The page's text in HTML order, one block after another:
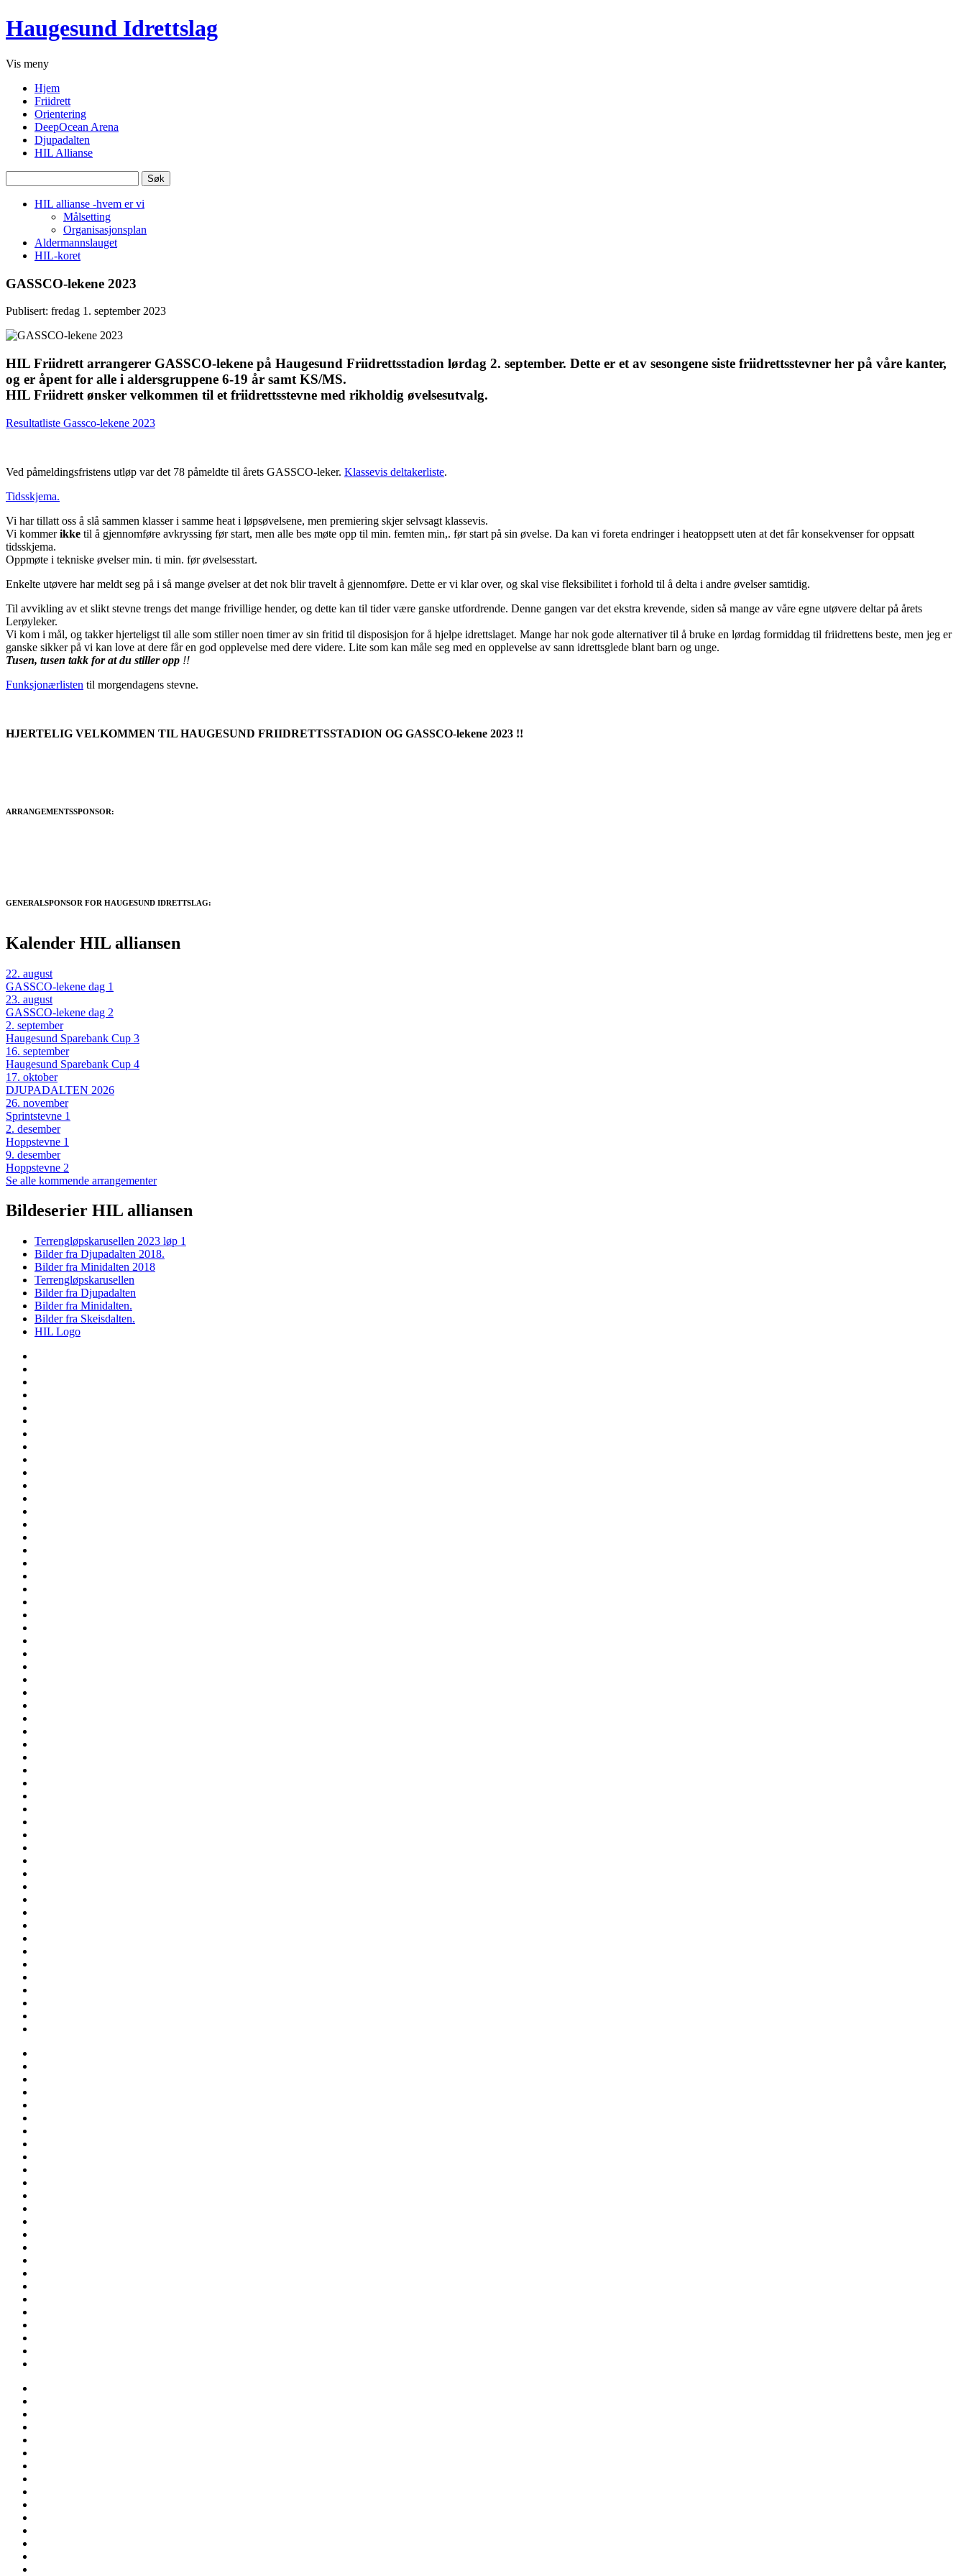
Haugesund Idrettslag
Vis meny
Hjem
Friidrett
Orientering
DeepOcean Arena
Djupadalten
HIL Allianse
etter:
HIL allianse -hvem er vi
Målsetting
Organisasjonsplan
Aldermannslauget
HIL-koret
GASSCO-lekene 2023
Publisert: fredag 1. september 2023
HIL Friidrett arrangerer GASSCO-lekene på Haugesund Friidrettsstadion lørdag 2. september. Dette er et av sesongene siste friidrettsstevner her på våre kanter,
og er åpent for alle i aldersgruppene 6-19 år samt KS/MS.
HIL Friidrett ønsker velkommen til et friidrettsstevne med rikholdig øvelsesutvalg.
Resultatliste Gassco-lekene 2023
Ved påmeldingsfristens utløp var det 78 påmeldte til årets GASSCO-leker. Klassevis deltakerliste.
Tidsskjema.
Vi har tillatt oss å slå sammen klasser i samme heat i løpsøvelsene, men premiering skjer selvsagt klassevis.
Vi kommerikke til å gjennomføre avkryssing før start, men alle bes møte opp til min. femten min,. før start på sin øvelse. Da kan vi foreta endringer i heatoppsett uten at det får konsekvenser for oppsatt
tidsskjema.
Oppmøte i tekniske øvelser min. ti min. før øvelsesstart.
Enkelte utøvere har meldt seg på i så mange øvelser at det nok blir travelt å gjennomføre. Dette er vi klar over, og skal vise fleksibilitet i forhold til å delta i andre øvelser samtidig.
Til avvikling av et slikt stevne trengs det mange frivillige hender, og dette kan til tider være ganske utfordrende. Denne gangen var det ekstra krevende, siden så mange av våre egne utøvere deltar på årets
Lerøyleker.
Vi kom i mål, og takker hjerteligst til alle som stiller noen timer av sin fritid til disposisjon for å hjelpe idrettslaget. Mange har nok gode alternativer til å bruke en lørdag formiddag til friidrettens beste, men jeg er
ganske sikker på vi kan love at dere får en god opplevelse med dere videre. Lite som kan måle seg med en opplevelse av sann idrettsglede blant barn og unge.
Tusen, tusen takk for at du stiller opp !!
Funksjonærlisten til morgendagens stevne.
HJERTELIG VELKOMMEN TIL HAUGESUND FRIIDRETTSSTADION OG GASSCO-lekene 2023 !!
ARRANGEMENTSSPONSOR:
GENERALSPONSOR FOR HAUGESUND IDRETTSLAG:
Kalender HIL alliansen
22. august
GASSCO-lekene dag 1
23. august
GASSCO-lekene dag 2
2. september
Haugesund Sparebank Cup 3
16. september
Haugesund Sparebank Cup 4
17. oktober
DJUPADALTEN 2026
26. november
Sprintstevne 1
2. desember
Hoppstevne 1
9. desember
Hoppstevne 2
Se alle kommende arrangementer
Bildeserier HIL alliansen
Terrengløpskarusellen 2023 løp 1
Bilder fra Djupadalten 2018.
Bilder fra Minidalten 2018
Terrengløpskarusellen
Bilder fra Djupadalten
Bilder fra Minidalten.
Bilder fra Skeisdalten.
HIL Logo